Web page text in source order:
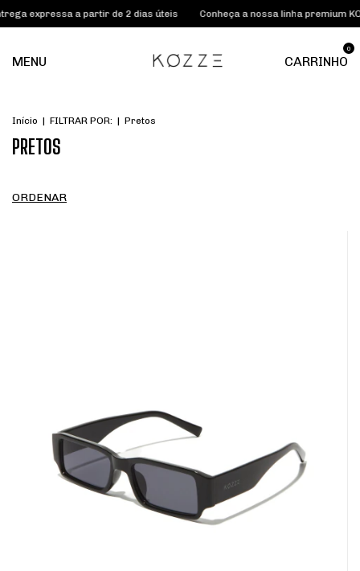
a partir de 2 dias úteis Conheça a nossa linha premium KOZZE LAB
MENU CARRINHO
0
Início | FILTRAR POR: | Pretos
PRETOS
ORDENAR